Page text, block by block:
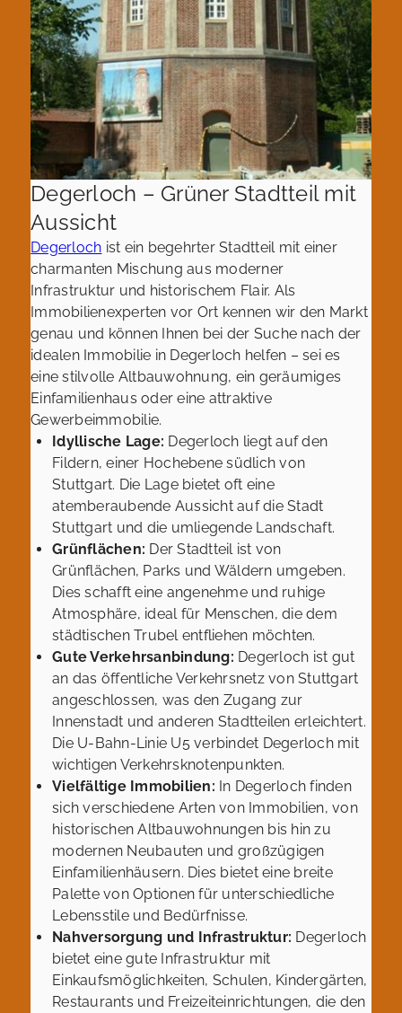
Degerloch – Grüner Stadtteil mit
Aussicht
Degerloch ist ein begehrter Stadtteil mit einer
charmanten Mischung aus moderner
Infrastruktur und historischem Flair. Als
Immobilienexperten vor Ort kennen wir den Markt
genau und können Ihnen bei der Suche nach der
idealen Immobilie in Degerloch helfen – sei es
eine stilvolle Altbauwohnung, ein geräumiges
Einfamilienhaus oder eine attraktive
Gewerbeimmobilie.
Idyllische Lage: Degerloch liegt auf den
Fildern, einer Hochebene südlich von
Stuttgart. Die Lage bietet oft eine
atemberaubende Aussicht auf die Stadt
Stuttgart und die umliegende Landschaft.
Grünflächen: Der Stadtteil ist von
Grünflächen, Parks und Wäldern umgeben.
Dies schafft eine angenehme und ruhige
Atmosphäre, ideal für Menschen, die dem
städtischen Trubel entfliehen möchten.
Gute Verkehrsanbindung: Degerloch ist gut
an das öffentliche Verkehrsnetz von Stuttgart
angeschlossen, was den Zugang zur
Innenstadt und anderen Stadtteilen erleichtert.
Die U-Bahn-Linie U5 verbindet Degerloch mit
wichtigen Verkehrsknotenpunkten.
Vielfältige Immobilien: In Degerloch finden
sich verschiedene Arten von Immobilien, von
historischen Altbauwohnungen bis hin zu
modernen Neubauten und großzügigen
Einfamilienhäusern. Dies bietet eine breite
Palette von Optionen für unterschiedliche
Lebensstile und Bedürfnisse.
Nahversorgung und Infrastruktur: Degerloch
bietet eine gute Infrastruktur mit
Einkaufsmöglichkeiten, Schulen, Kindergärten,
Restaurants und Freizeiteinrichtungen, die den